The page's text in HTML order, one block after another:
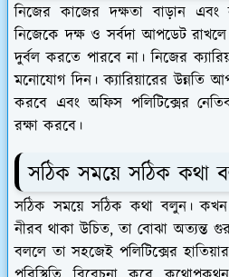
নিজের কাজের দক্ষতা বাড়ান
নিজেকে দক্ষ ও সর্বদা আপডেট
দুর্বল করতে পারবে না। নিজের
মনোযোগ দিন। ক্যারিয়ারের উন্নতি
করবে এবং অফিস পলিটিক্সের
রক্ষা করবে।
সঠিক সময়ে সঠিক কথা
সঠিক সময়ে সঠিক কথা বলুন।
নীরব থাকা উচিত, তা বোঝা অত্যন্ত
বললে তা সহজেই পলিটিক্সের